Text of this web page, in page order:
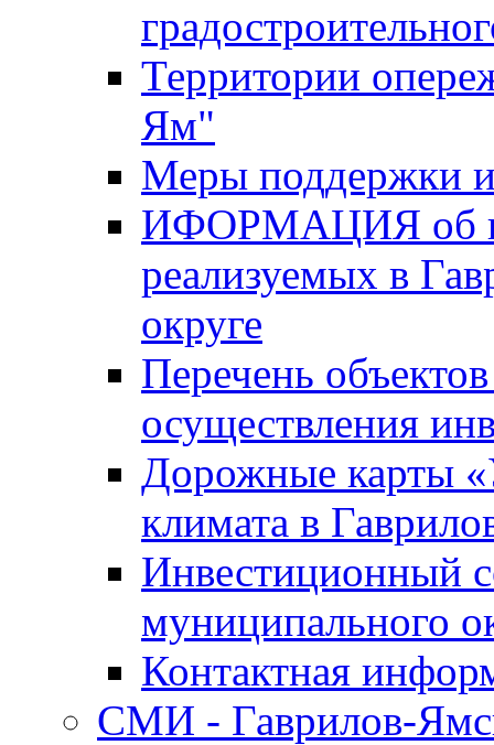
Территории
Ям"
Меры поддержки
ИФОРМАЦИЯ об
реализуемых в
округе
Перечень
осуществления
Дорожные карты
климата в
Инвестиционный
муниципального
Контактная
СМИ - Гаврилов-